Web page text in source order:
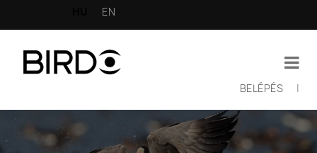
EN
fiók
menüje
BELÉPÉS |